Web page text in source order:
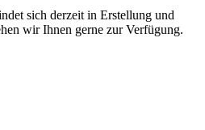
sich derzeit in Erstellung und
wir Ihnen gerne zur Verfügung.